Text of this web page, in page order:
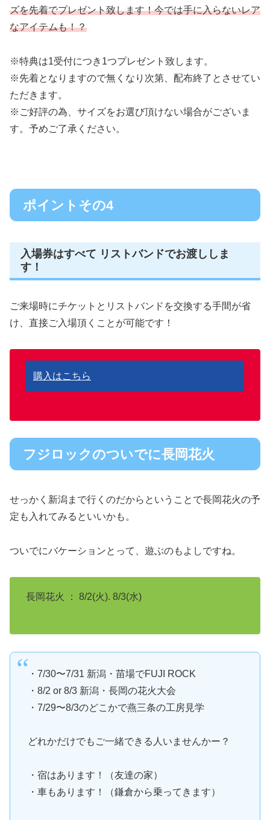
ズを先着でプレゼント致します！今では手に入らないレア
なアイテムも！？
※特典は1受付につき1つプレゼント致します。
※先着となりますので無くなり次第、配布終了とさせてい
ただきます。
※ご好評の為、サイズをお選び頂けない場合がございま
す。予めご了承ください。
ポイントその4
入場券はすべて リストバンドでお渡ししま
す！
ご来場時にチケットとリストバンドを交換する手間が省
け、直接ご入場頂くことが可能です！
購入はこちら
フジロックのついでに長岡花火
せっかく新潟まで行くのだからということで長岡花火の予
定も入れてみるといいかも。
ついでにバケーションとって、遊ぶのもよしですね。
長岡花火 ： 8/2(火). 8/3(水)
・7/30〜7/31 新潟・苗場でFUJI ROCK
・8/2 or 8/3 新潟・長岡の花火大会
・7/29〜8/3のどこかで燕三条の工房見学
どれかだけでもご一緒できる人いませんかー？
・宿はあります！（友達の家）
・車もあります！（鎌倉から乗ってきます）